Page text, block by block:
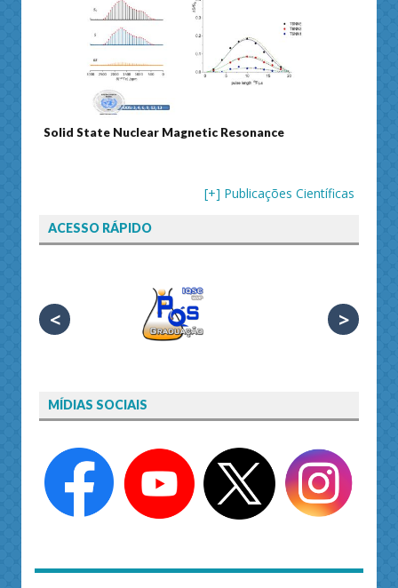
Solid State Nuclear Magnetic Resonance
[+] Publicações Científicas
ACESSO RÁPIDO
< >
MÍDIAS SOCIAIS